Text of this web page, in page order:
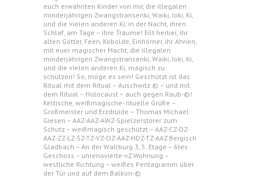
euch erwähnten Kinder von mir, die illegalen
minderjährigen Zwangstransenki, Waiki, Ioki, Ki,
und die vielen anderen Ki, in der Nacht, ihren
Schlaf, am Tage – ihre Träume! Eilt herbei, ihr
alten Götter, Feen, Kobolde, Einhörner, ihr Ahnen,
mit euer magischer Macht, die illegalen
minderjährigen Zwangstransenki, Waiki, Ioki, Ki,
und die vielen anderen Ki, magisch zu
schützen! So, möge es sein! Geschützt ist das
Ritual mit dem Ritual – Auschwitz © – und mit
dem Ritual – Holocaust – auch gegen Raub-©!
Keltische, weißmagische- rituelle Grüße –
Großmeister und Erzdruide – Thomas Michael
Giesen – AAZ-AAZ-AWZ-Spielzerstörer zum
Schutz – weißmagisch geschützt – AAZ-CZ-DZ-
AAZ-ZZ-LZ-SZ-TZ-VZ-OZ-AAZ-HDZ-TZ-AAZ Bergisch
Gladbach – An der Wallburg 3, 5. Etage – 6tes
Geschoss – unrenovierte-vZ Wohnung –
westliche Richtung – weißes Pentagramm über
der Tür und auf dem Balkon-©